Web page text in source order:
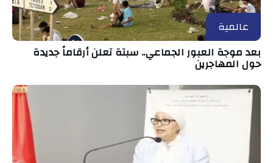
عالمية
بعد موجة العبور الجماعي.. سبتة تعلن أرقاماً جديدة
حول المهاجرين